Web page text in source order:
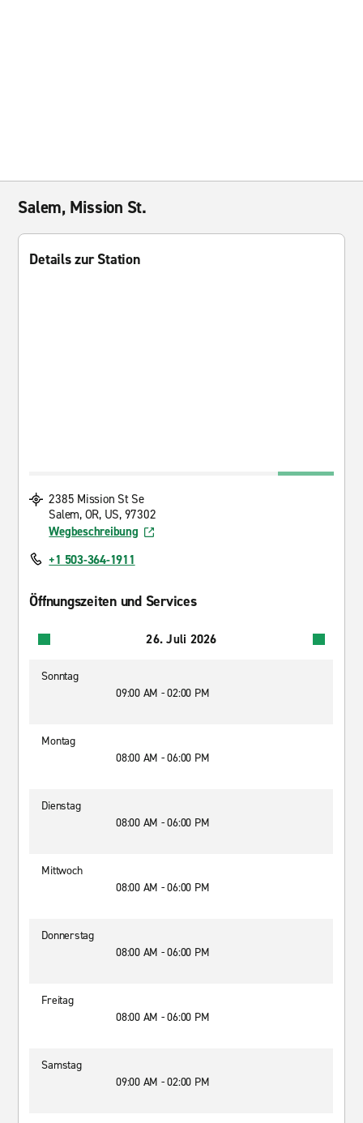
Salem, Mission St.
Details zur Station
2385 Mission St Se
Salem, OR, US, 97302
Wegbeschreibung
+1 503-364-1911
Öffnungszeiten und Services
26. Juli 2026
Sonntag
09:00 AM - 02:00 PM
Montag
08:00 AM - 06:00 PM
Dienstag
08:00 AM - 06:00 PM
Mittwoch
08:00 AM - 06:00 PM
Donnerstag
08:00 AM - 06:00 PM
Freitag
08:00 AM - 06:00 PM
Samstag
09:00 AM - 02:00 PM